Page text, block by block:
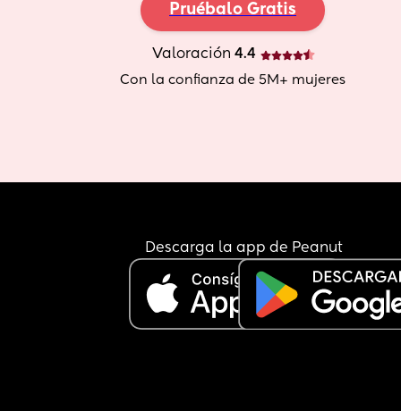
Pruébalo Gratis
Valoración 4.4
Con la confianza de 5M+ mujeres
Descarga la app de Peanut